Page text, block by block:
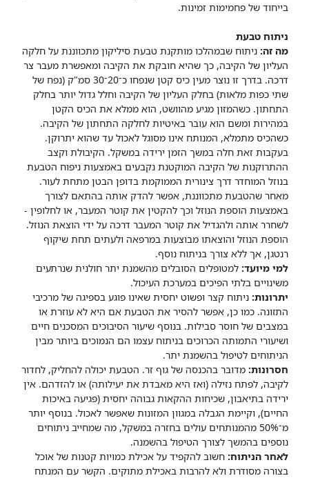
בייחוד של פחמימות זמינות.
ניתוח טבעת
מה זה: ניתוח שבמהלכו מותקנת טבעת סיליקון מתכווננת על חלקה
העליון של הקיבה, כך שהיא חובקת את הקיבה ומאפשרת מעבר צר
דרכה. בדרך זו נוצר מעין כיס קטן שנפחו כ־20־30 סמ"ק (נפח של
שתי כפות מלאות) בחלק העליון של הקיבה וחלל גדול יותר בחלק
התחתון. כשהמזון מגיע מהוושט, הוא ממלא את הכיס הקטן
במהירות ומשם הוא עובר באיטיות לחלקה התחתון של הקיבה.
כשהכיס מתמלא, המנותח אינו מסוגל לאכול עד שהוא יתרוקן.
בעקבות זאת חלה במשך הזמן ירידה במשקל. הקיבולת וקצב
ההתרוקנות של הקיבה המוקטנת נקבעים באמצעות ניפוח הטבעת
בנוזל המוחדר דרך צינורית הממוקמת בדופן הבטן מתחת לעור.
מאחר שהטבעת מתכווננת, אפשר להדק אותה בהתאם לצורך
באמצעות הוספת הנוזל וכך להקטין את קוטר המעבר, או לחלופין -
לשחרר אותה ולהגדיל את קוטר המעבר דרכה על ידי הוצאת הנוזל.
הוספת הנוזל והוצאתו מבוצעות במרפאה ולעתים תחת שיקוף
רנטגן, אך ללא צורך בניתוח נוסף.
למי מיועד: למטופלים הסובלים מהשמנת יתר חולנית שנרתעים
משינויים בלתי הפיכים במערכת העיכול.
יתרונות: ניתוח קצר ופשוט יחסית שאינו פוגע בספיגה של מרכיבי
התזונה. כמו כן, אפשר להסיר את הטבעת אם היא לא עוזרת או
במצבים של חוסר סבילות. בנוסף שיעור הסיבוכים המסכנים חיים
ושיעורי התמותה הכרוכים בניתוח עצמו הם הנמוכים ביותר מבין
הניתוחים לטיפול בהשמנת יתר.
חסרונות: מדובר בהכנסה של גוף זר. הטבעת יכולה להחליק, לחדור
לקיבה, לפתח נזילה (ואז היא מאבדת את יעילותה) או להזדהם. אין
ירידה בתיאבון, שכיחות ההקאות גבוהה יחסית (פגיעה באיכות
החיים), וקיימת הגבלה במגוון המזונות שאפשר לאכול. בנוסף יותר
מ־50% מהמנותחים עולים בחזרה במשקל, מה שמחייב ניתוחים
נוספים בהמשך לצורך הטיפול בהשמנה.
לאחר הניתוח: חשוב להקפיד על אכילת כמויות קטנות של אוכל
בצורה מסודרת ולא להרבות באכילת מתוקים. הקשר עם המנתח